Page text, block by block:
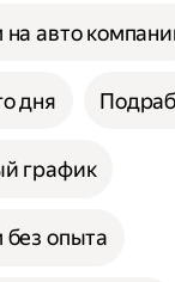
на авто
дня
график
без опыта